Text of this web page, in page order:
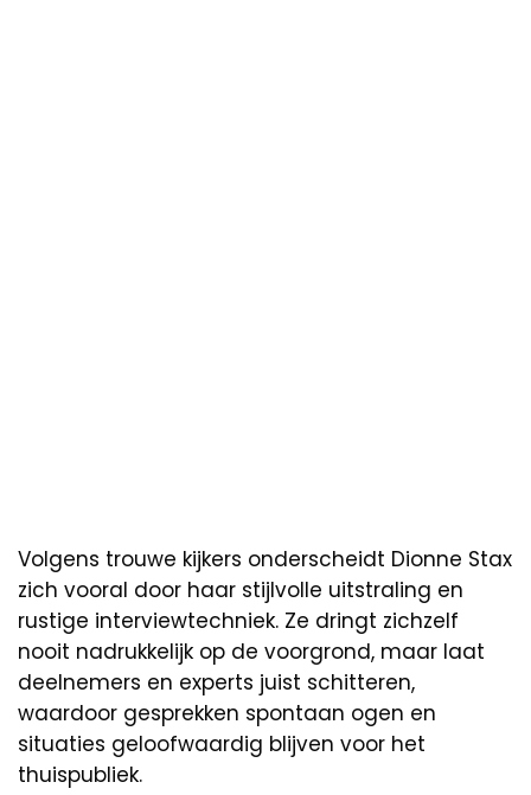
Volgens trouwe kijkers onderscheidt Dionne Stax
zich vooral door haar stijlvolle uitstraling en
rustige interviewtechniek. Ze dringt zichzelf
nooit nadrukkelijk op de voorgrond, maar laat
deelnemers en experts juist schitteren,
waardoor gesprekken spontaan ogen en
situaties geloofwaardig blijven voor het
thuispubliek.